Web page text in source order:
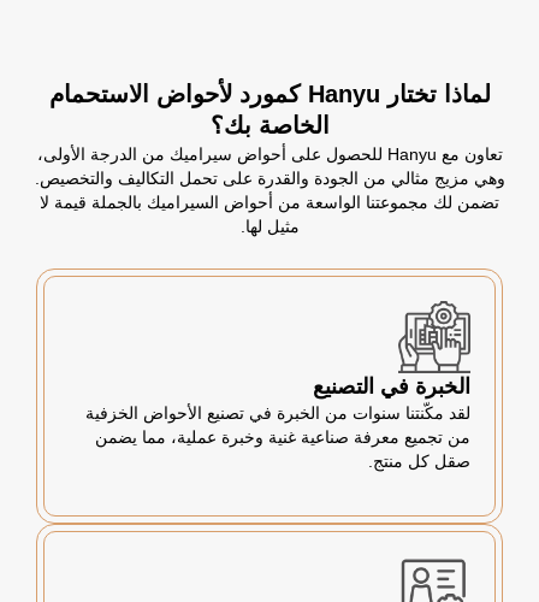
لماذا تختار Hanyu كمورد لأحواض الاستحمام
الخاصة بك؟
تعاون مع Hanyu للحصول على أحواض سيراميك من الدرجة الأولى،
وهي مزيج مثالي من الجودة والقدرة على تحمل التكاليف والتخصيص.
تضمن لك مجموعتنا الواسعة من أحواض السيراميك بالجملة قيمة لا
مثيل لها.
الخبرة في التصنيع
لقد مكّنتنا سنوات من الخبرة في تصنيع الأحواض الخزفية
من تجميع معرفة صناعية غنية وخبرة عملية، مما يضمن
صقل كل منتج.